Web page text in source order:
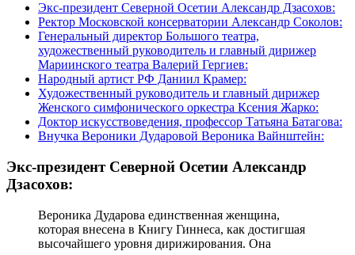
Экс-президент Северной Осетии Александр Дзасохов:
Ректор Московской консерватории Александр Соколов:
Генеральный директор Большого театра,
художественный руководитель и главный дирижер
Мариинского театра Валерий Гергиев:
Народный артист РФ Даниил Крамер:
Художественный руководитель и главный дирижер
Женского симфонического оркестра Ксения Жарко:
Доктор искусствоведения, профессор Татьяна Батагова:
Внучка Вероники Дударовой Вероника Вайнштейн:
Экс-президент Северной Осетии Александр
Дзасохов:
Вероника Дударова единственная женщина,
которая внесена в Книгу Гиннеса, как достигшая
высочайшего уровня дирижирования. Она